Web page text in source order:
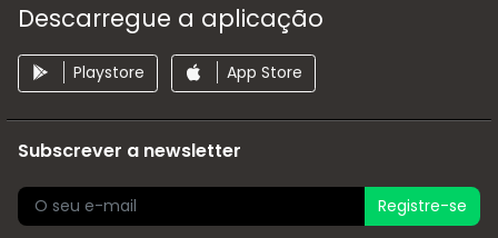
Descarregue a aplicação
Playstore App Store
Subscrever a newsletter
Registre-se